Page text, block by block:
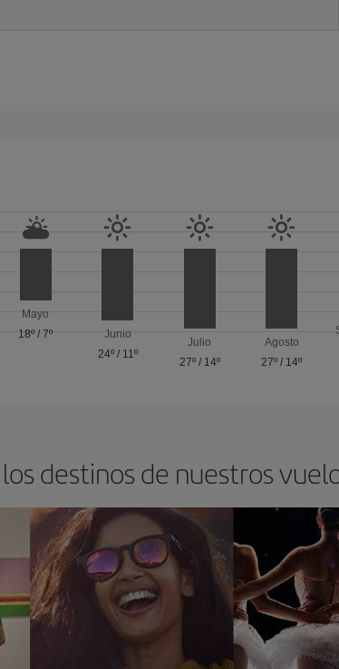
Mayo
18º/7º
Junio
24º/ 11º
Julio
27º/ 14º
Agosto
27º / 14º
destinos de nuestros